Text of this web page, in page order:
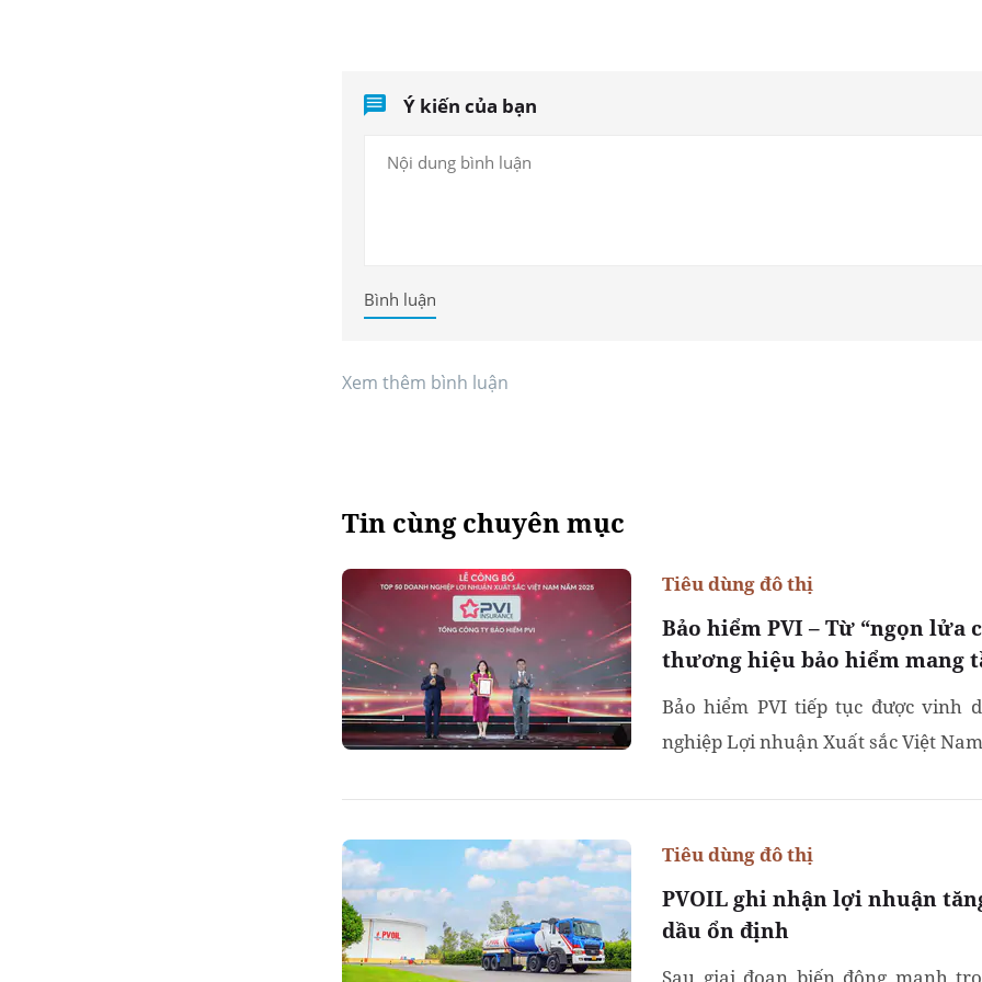
Ý kiến của bạn
Bình luận
Xem thêm bình luận
Tin cùng chuyên mục
Bảo hiểm PVI – Từ “ngọn lửa
thương hiệu bảo hiểm mang
Tiêu dùng đô thị
Bảo hiểm PVI tiếp tục được vinh
nghiệp Lợi nhuận Xuất sắc Việt
PVOIL ghi nhận lợi nhuận
dầu ổn định
Tiêu dùng đô thị